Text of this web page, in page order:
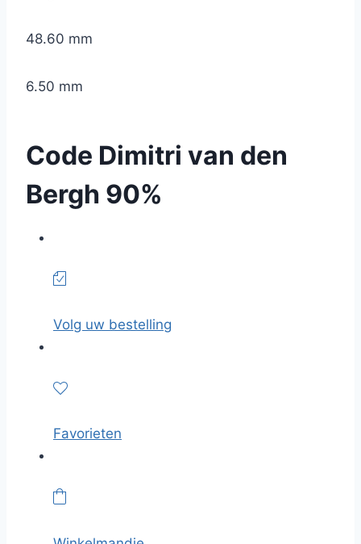
48.60 mm
6.50 mm
Code Dimitri van den
Bergh 90%
Volg uw bestelling
Favorieten